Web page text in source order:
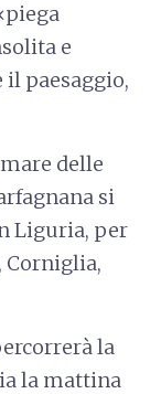
e
paesaggio,
delle
si
Liguria, per
Corniglia,
la
la mattina